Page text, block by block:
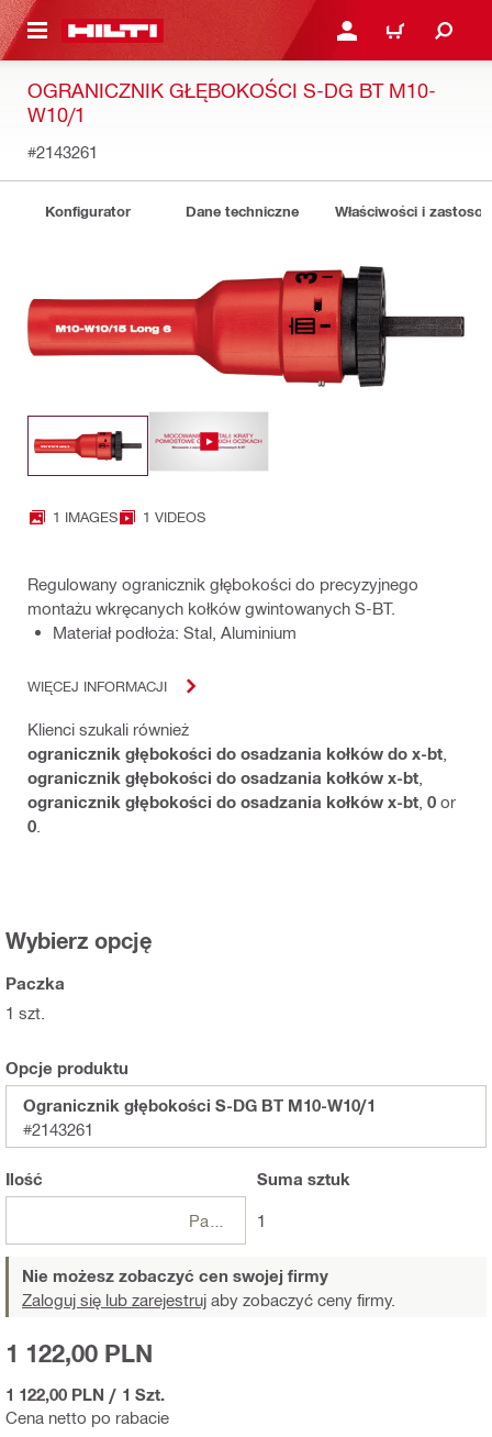
GŁÓWNEJ ZALOGUJ SIĘ LUB
KOSZYK
OGRANICZNIK GŁĘBOKOŚCI S-DG BT M10-
W10/1
#2143261
Konfigurator Dane techniczne Właściwości i
1 IMAGES 1 VIDEOS
Regulowany ogranicznik głębokości do precyzyjnego
montażu wkręcanych kołków gwintowanych S-BT.
Materiał podłoża: Stal, Aluminium
WIĘCEJ INFORMACJI
Klienci szukali również
ogranicznik głębokości do osadzania kołków do x-bt
ogranicznik głębokości do osadzania kołków x-bt
ogranicznik głębokości do osadzania kołków x-bt 0 or
0
Wybierz opcję
Paczka
1 szt.
Opcje produktu
Ogranicznik głębokości S-DG BT M10-W10/1
#2143261
Ilość Suma sztuk
1
Nie możesz zobaczyć cen swojej firmy
Zaloguj się lub zarejestruj aby zobaczyć ceny firmy.
Cena netto po rabacie
1 122,00 PLN
1 122,00 PLN / 1 Szt.